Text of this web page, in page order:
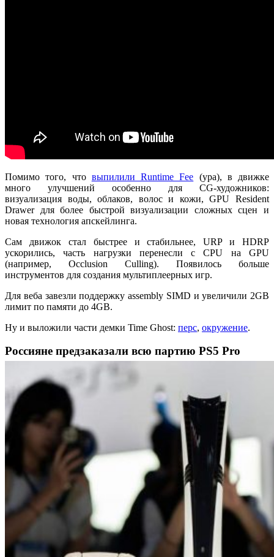
Помимо того, что выпилили Runtime Fee (ура), в движке
много улучшений особенно для CG-художников:
визуализация воды, облаков, волос и кожи, GPU Resident
Drawer для более быстрой визуализации сложных сцен и
новая технология апскейлинга.
Сам движок стал быстрее и стабильнее, URP и HDRP
ускорились, часть нагрузки перенесли с CPU на GPU
(например, Occlusion Culling). Появилось больше
инструментов для создания мультиплеерных игр.
Для веба завезли поддержку assembly SIMD и увеличили 2GB
лимит по памяти до 4GB.
Ну и выложили части демки Time Ghost: перс, окружение.
Россияне предзаказали всю партию PS5 Pro